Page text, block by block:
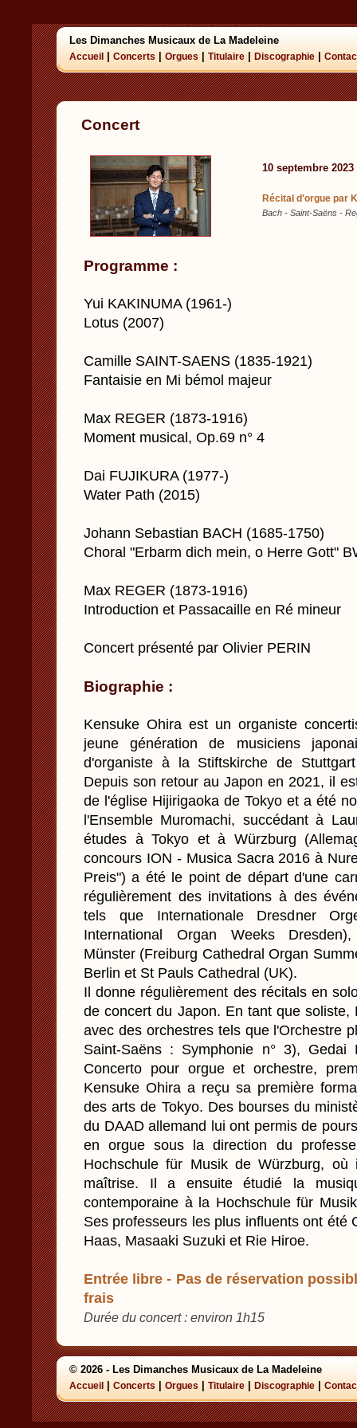
Les Dimanches Musicaux de La Madeleine
Accueil Concerts Orgues Titulaire Discographie
Concert
10 septembre 2023
Récital d'orgue par
Bach - Saint-Saëns -
Programme :
Yui KAKINUMA (1961-)
Lotus (2007)
Camille SAINT-SAENS (1835-1921)
Fantaisie en Mi bémol majeur
Max REGER (1873-1916)
Moment musical, Op.69 n° 4
Dai FUJIKURA (1977-)
Water Path (2015)
Johann Sebastian BACH (1685-1750)
Choral "Erbarm dich mein, o Herre Gott"
Max REGER (1873-1916)
Introduction et Passacaille en Ré mineur
Concert présenté par Olivier PERIN
Biographie :
Kensuke Ohira est un organiste
jeune génération de musiciens
d'organiste à la Stiftskirche de
Depuis son retour au Japon en 2021, il
de l'église Hijirigaoka de Tokyo et a été
l'Ensemble Muromachi, succédant à
études à Tokyo et à Würzburg
concours ION - Musica Sacra 2016 à
Preis") a été le point de départ d'une
régulièrement des invitations à des
tels que Internationale Dresdner
International Organ Weeks
Münster (Freiburg Cathedral Organ
Berlin et St Pauls Cathedral (UK).
Il donne régulièrement des récitals en
de concert du Japon. En tant que soliste,
avec des orchestres tels que l'Orchestre
Saint-Saëns : Symphonie n° 3), Gedai
Concerto pour orgue et orchestre,
Kensuke Ohira a reçu sa première
des arts de Tokyo. Des bourses du
du DAAD allemand lui ont permis de
en orgue sous la direction du
Hochschule für Musik de Würzburg,
maîtrise. Il a ensuite étudié la
contemporaine à la Hochschule für
Ses professeurs les plus influents ont été
Haas, Masaaki Suzuki et Rie Hiroe.
Entrée libre - Pas de réservation
frais
Durée du concert : environ 1h15
© 2026 - Les Dimanches Musicaux de La Madeleine
Accueil Concerts Orgues Titulaire Discographie